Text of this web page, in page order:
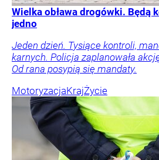
Wielka obława drogówki. Będą
jedno
Jeden dzień. Tysiące kontroli,
karnych. Policja zaplanowała
Od rana posypią się mandaty.
MotoryzacjaKrajŻycie